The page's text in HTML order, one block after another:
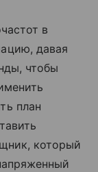
в
давая
чтобы
план
который